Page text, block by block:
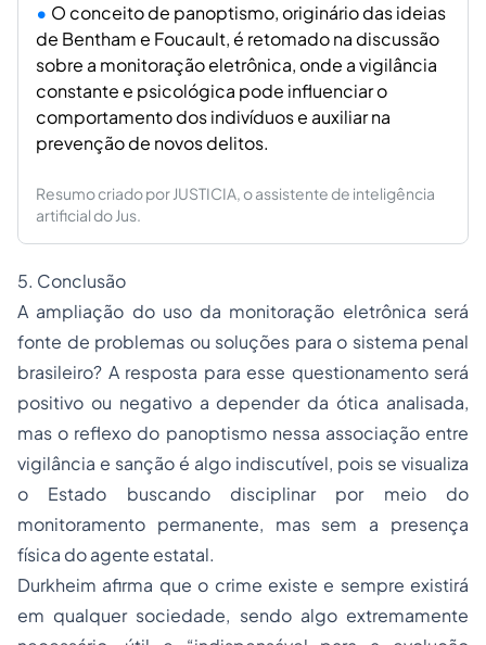
O conceito de panoptismo, originário das ideias
de Bentham e Foucault, é retomado na discussão
sobre a monitoração eletrônica, onde a vigilância
constante e psicológica pode influenciar o
comportamento dos indivíduos e auxiliar na
prevenção de novos delitos.
Resumo criado por JUSTICIA, o assistente de inteligência
artificial do Jus.
5. Conclusão
A ampliação do uso da monitoração eletrônica será
fonte de problemas ou soluções para o sistema penal
brasileiro? A resposta para esse questionamento será
positivo ou negativo a depender da ótica analisada,
mas o reflexo do panoptismo nessa associação entre
vigilância e sanção é algo indiscutível, pois se visualiza
o Estado buscando disciplinar por meio do
monitoramento permanente, mas sem a presença
física do agente estatal.
Durkheim afirma que o crime existe e sempre existirá
em qualquer sociedade, sendo algo extremamente